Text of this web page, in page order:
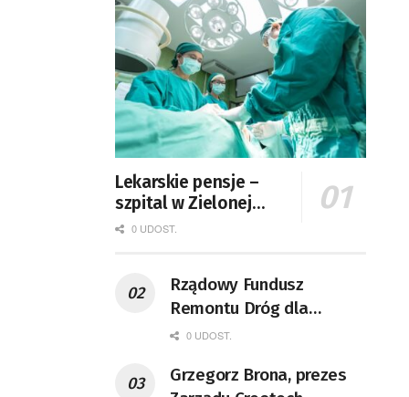
Lekarskie pensje –
szpital w Zielonej
Górze podaje dane
0 UDOST.
Rządowy Fundusz
Remontu Dróg dla
województwa lubuskiego
0 UDOST.
Grzegorz Brona, prezes